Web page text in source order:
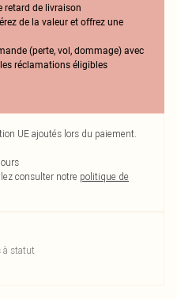
retard de livraison
de la valeur et offrez une
(perte, vol, dommage) avec
réclamations éligibles
UE ajoutés lors du paiement.
consulter notre politique de
à statut